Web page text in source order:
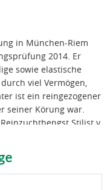
in München-Riem
2014. Er
sowie elastische
viel Vermögen,
ist ein reingezogener
seiner Körung war.
Stilist v.
Bewegungspotential
und